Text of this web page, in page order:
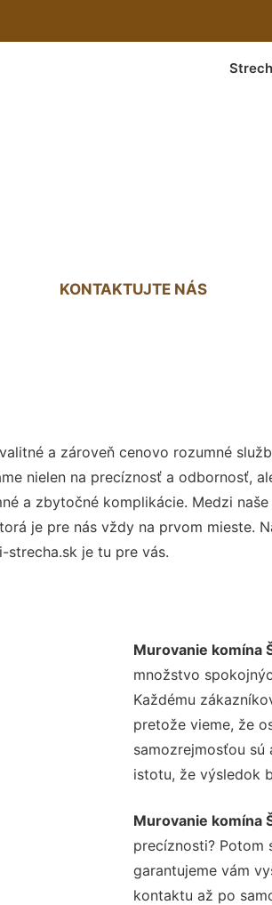
KONTAKTUJTE NÁS
a zároveň cenovo rozumné
nielen na precíznosť a odbornosť,
a zbytočné komplikácie. Medzi
je pre nás vždy na prvom mieste.
strecha.sk je tu pre vás.
Murovanie komína
množstvo
Každému
pretože vieme, že
samozrejmosťou
istotu, že výsledok
Murovanie komína
precíznosti? Potom
garantujeme vám
kontaktu až po